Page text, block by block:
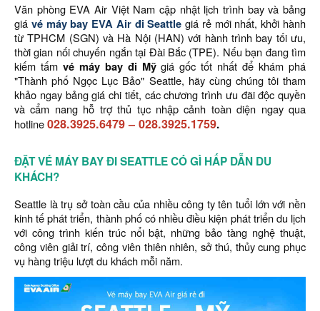
Văn phòng EVA Air Việt Nam cập nhật lịch trình bay và bảng
giá vé máy bay EVA Air đi Seattlegiá rẻ mới nhất, khởi hành
từ TPHCM (SGN) và Hà Nội (HAN) với hành trình bay tối ưu,
thời gian nối chuyến ngắn tại Đài Bắc (TPE). Nếu bạn đang tìm
kiếm tấmvé máy bay đi Mỹgiá gốc tốt nhất để khám phá
"Thành phố Ngọc Lục Bảo" Seattle, hãy cùng chúng tôi tham
khảo ngay bảng giá chi tiết, các chương trình ưu đãi độc quyền
và cẩm nang hỗ trợ thủ tục nhập cảnh toàn diện ngay qua
hotline028.3925.6479– 028.3925.1759.
ĐẶT VÉ MÁY BAY ĐI SEATTLE CÓ GÌ HẤP DẪN DU
KHÁCH?
Seattle là trụ sở toàn cầu của nhiều công ty tên tuổi lớn với nền
kinh tế phát triển, thành phố có nhiều điều kiện phát triển du lịch
với công trình kiến trúc nổi bật, những bảo tàng nghệ thuật,
công viên giải trí, công viên thiên nhiên, sở thú, thủy cung phục
vụ hàng triệu lượt du khách mỗi năm.